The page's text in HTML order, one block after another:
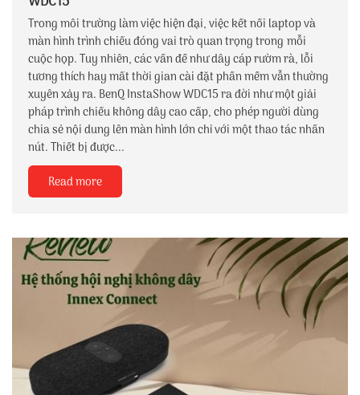
Trong môi trường làm việc hiện đại, việc kết nối laptop và
màn hình trình chiếu đóng vai trò quan trọng trong mỗi
cuộc họp. Tuy nhiên, các vấn đề như dây cáp rườm rà, lỗi
tương thích hay mất thời gian cài đặt phần mềm vẫn thường
xuyên xảy ra. BenQ InstaShow WDC15 ra đời như một giải
pháp trình chiếu không dây cao cấp, cho phép người dùng
chia sẻ nội dung lên màn hình lớn chỉ với một thao tác nhấn
nút. Thiết bị được...
Read more